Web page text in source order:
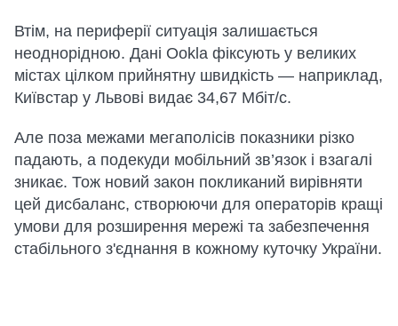
Втім, на периферії ситуація залишається
неоднорідною. Дані Ookla фіксують у великих
містах цілком прийнятну швидкість — наприклад,
Київстар у Львові видає 34,67 Мбіт/с.
Але поза межами мегаполісів показники різко
падають, а подекуди мобільний зв’язок і взагалі
зникає. Тож новий закон покликаний вирівняти
цей дисбаланс, створюючи для операторів кращі
умови для розширення мережі та забезпечення
стабільного з'єднання в кожному куточку України.